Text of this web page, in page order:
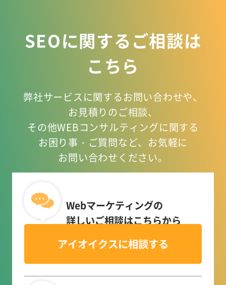
SEOに関するご相談は
こちら
弊社サービスに関するお問い合わせや、
お見積りのご相談、
その他WEBコンサルティングに関する
お困り事 ・ご質問など、お気軽に
お問い合わせください。
Webマーケティングの
詳しいご相談はこちらから
アイオイクスに相談する